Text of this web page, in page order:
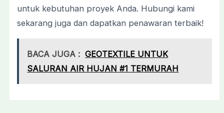
untuk kebutuhan proyek Anda. Hubungi kami
sekarang juga dan dapatkan penawaran terbaik!
BACA JUGA : GEOTEXTILE UNTUK
SALURAN AIR HUJAN #1 TERMURAH